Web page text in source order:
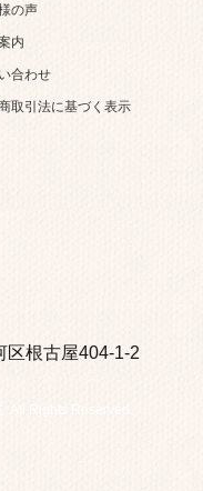
の声
内
合わせ
取引法に基づく表示
区根古屋404-1-2
All Rights Reserved.